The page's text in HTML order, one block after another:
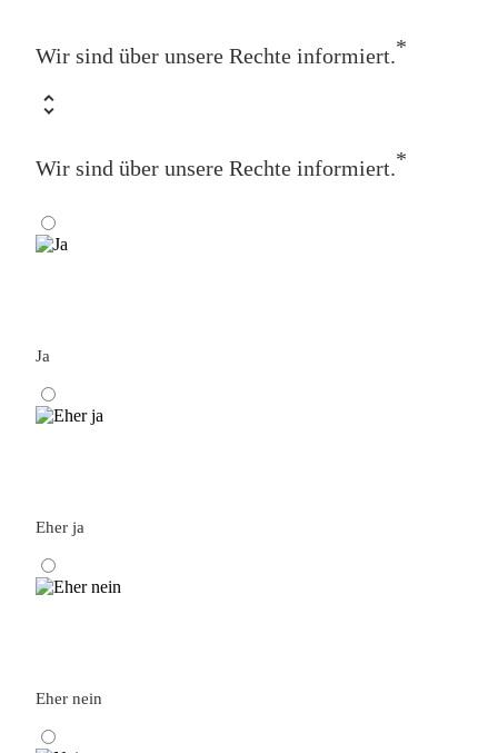
Wir sind über unsere Rechte informiert.*
Wir sind über unsere Rechte informiert.*
Ja
Eher ja
Eher nein